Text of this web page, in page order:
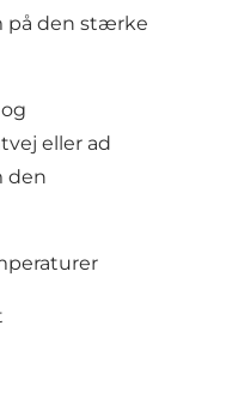
på den stærke
eller ad
den